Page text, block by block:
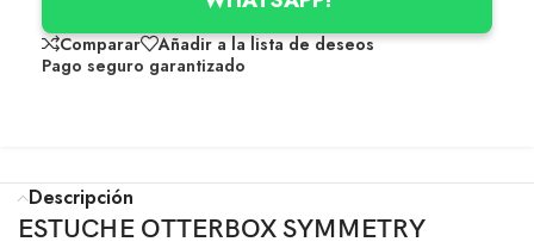
Comparar
Añadir a la lista de deseos
Pago seguro garantizado
Descripción
ESTUCHE OTTERBOX SYMMETRY